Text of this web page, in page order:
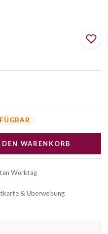
WARENKORB
Werktag
& Überweisung